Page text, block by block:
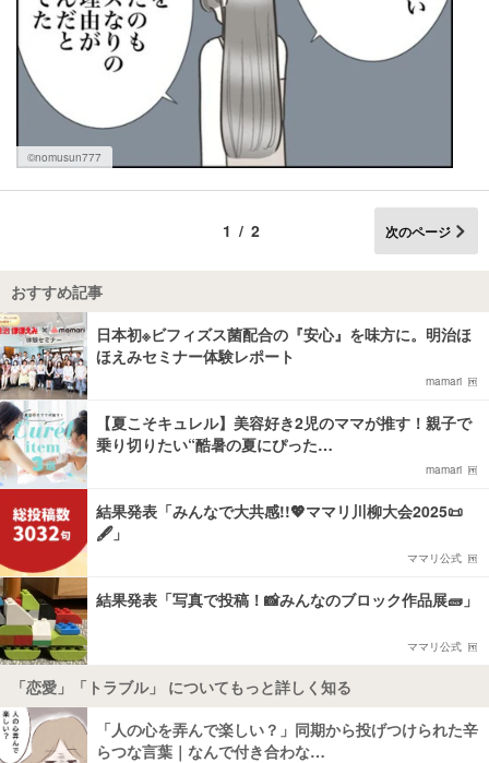
©nomusun777
1/2 次のページ
おすすめ記事
日本初※ビフィズス菌配合の『安心』を味方に。明治ほ
ほえみセミナー体験レポート
mamari
【夏こそキュレル】美容好き2児のママが推す！親子で
乗り切りたい“酷暑の夏にぴった…
mamari
結果発表「みんなで大共感!!💖ママリ川柳大会2025📜
🖋️」
ママリ公式
結果発表「写真で投稿！📸みんなのブロック作品展🧱」
ママリ公式
「恋愛」「トラブル」 についてもっと詳しく知る
「人の心を弄んで楽しい？」同期から投げつけられた辛
らつな言葉｜なんで付き合わな…